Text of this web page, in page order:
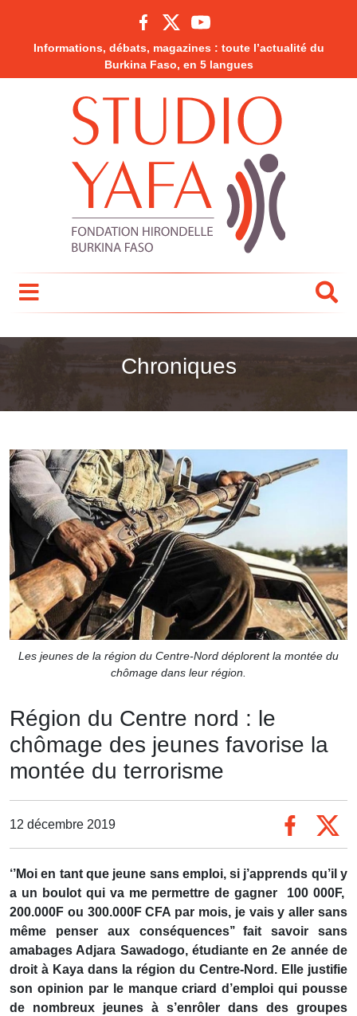
Informations, débats, magazines : toute l’actualité du
Burkina Faso, en 5 langues
Chroniques
Les jeunes de la région du Centre-Nord déplorent la montée du
chômage dans leur région.
Région du Centre nord : le
chômage des jeunes favorise la
montée du terrorisme
12 décembre 2019
‘’Moi en tant que jeune sans emploi, si j’apprends qu’il y
a un boulot qui va me permettre de gagner 100 000F,
200.000F ou 300.000F CFA par mois, je vais y aller sans
même penser aux conséquences’’ fait savoir sans
amabages Adjara Sawadogo, étudiante en 2e année de
droit à Kaya dans la région du Centre-Nord. Elle justifie
son opinion par le manque criard d’emploi qui pousse
de nombreux jeunes à s’enrôler dans des groupes